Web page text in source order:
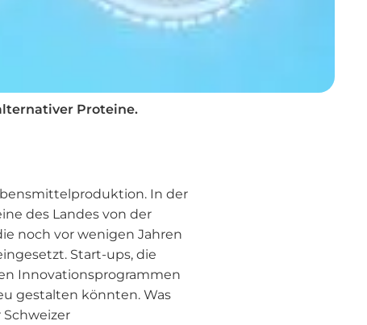
Proteine.
In der
des Landes von der
noch vor wenigen Jahren
Start-ups, die
Innovationsprogrammen
gestalten könnten. Was